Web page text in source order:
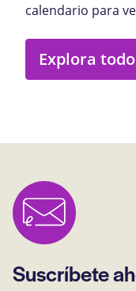
calendario para
Explora
Suscríbete